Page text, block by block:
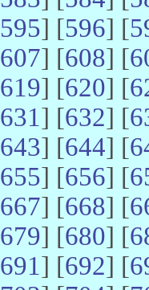
595] [596] [
607] [608] [
619] [620] [
631] [632] [
643] [644] [
655] [656] [
667] [668] [
679] [680] [
691] [692] [